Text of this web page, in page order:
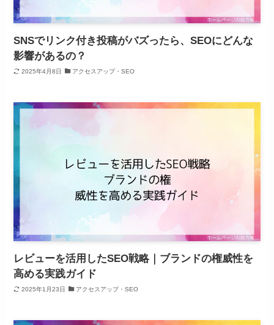
SNSでリンク付き投稿がバズったら、SEOにどんな
影響があるの？
2025年4月8日 アクセスアップ・SEO
レビューを活用したSEO戦略｜ブランドの権威性を
高める実践ガイド
2025年1月23日 アクセスアップ・SEO